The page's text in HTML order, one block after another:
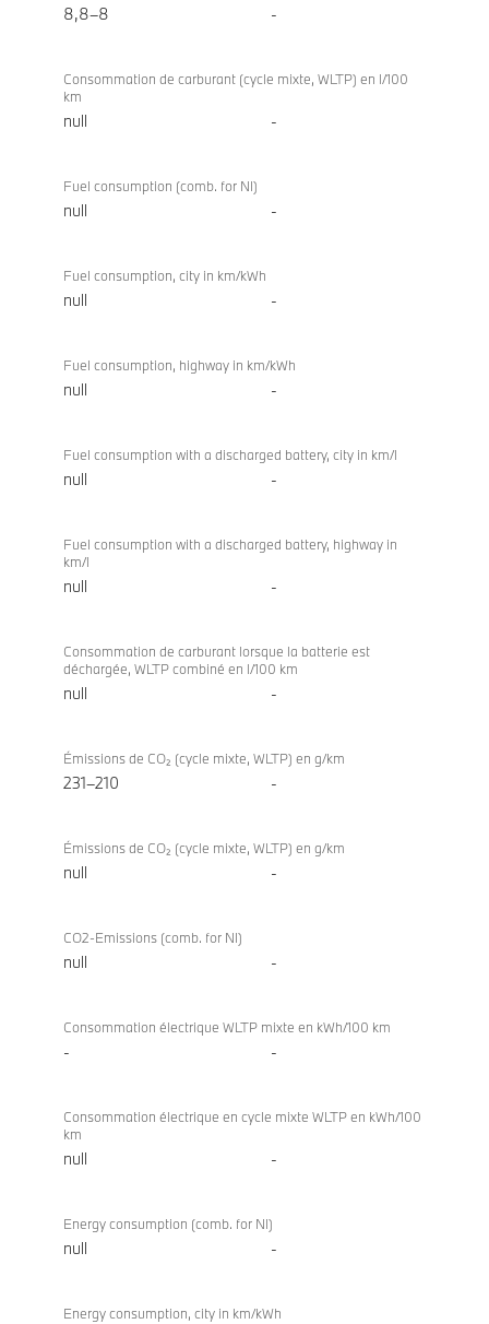
8,8–8 -
Consommation de carburant (cycle mixte, WLTP) en l/100
km
null -
Fuel consumption (comb. for NI)
null -
Fuel consumption, city in km/kWh
null -
Fuel consumption, highway in km/kWh
null -
Fuel consumption with a discharged battery, city in km/l
null -
Fuel consumption with a discharged battery, highway in
km/l
null -
Consommation de carburant lorsque la batterie est
déchargée, WLTP combiné en l/100 km
null -
Émissions de CO₂ (cycle mixte, WLTP) en g/km
231–210 -
Émissions de CO₂ (cycle mixte, WLTP) en g/km
null -
CO2-Emissions (comb. for NI)
null -
Consommation électrique WLTP mixte en kWh/100 km
- -
Consommation électrique en cycle mixte WLTP en kWh/100
km
null -
Energy consumption (comb. for NI)
null -
Energy consumption, city in km/kWh